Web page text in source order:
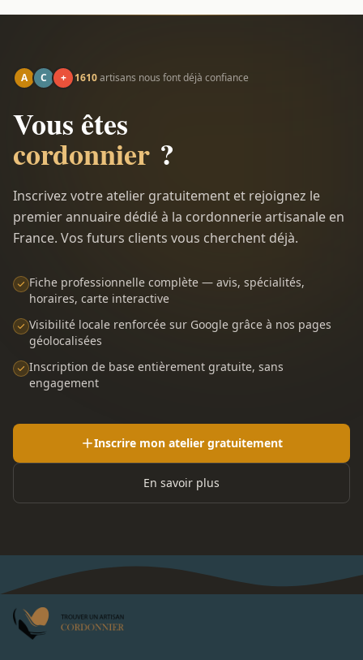
A C + 1610artisans nous font déjà confiance
Vous êtes
cordonnier ?
Inscrivez votre atelier gratuitement et rejoignez le
premier annuaire dédié à la cordonnerie artisanale en
France. Vos futurs clients vous cherchent déjà.
Fiche professionnelle complète — avis, spécialités,
horaires, carte interactive
Visibilité locale renforcée sur Google grâce à nos pages
géolocalisées
Inscription de base entièrement gratuite, sans
engagement
Inscrire mon atelier gratuitement
En savoir plus